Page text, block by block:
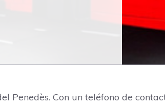
Penedès. Con un teléfono de